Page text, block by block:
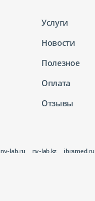
Услуги
Новости
Полезное
Оплата
Отзывы
nv-lab.ru nv-lab.kz ibramed.ru